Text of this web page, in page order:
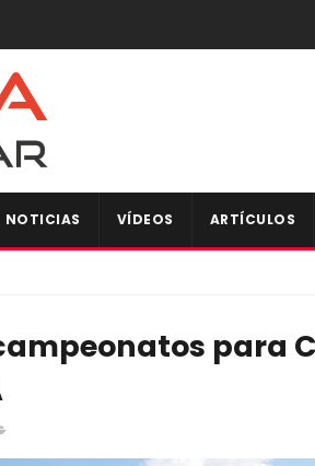
NOTICIAS VÍDEOS ARTÍCULOS
para